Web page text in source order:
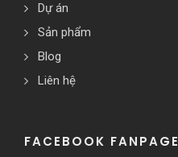
Dự án
Sản phẩm
Blog
Liên hệ
FACEBOOK FANPAGE